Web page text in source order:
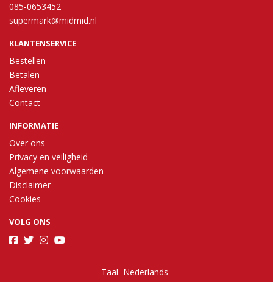
085-0653452
supermark@midmid.nl
KLANTENSERVICE
Bestellen
Betalen
Afleveren
Contact
INFORMATIE
Over ons
Privacy en veiligheid
Algemene voorwaarden
Disclaimer
Cookies
VOLG ONS
Taal